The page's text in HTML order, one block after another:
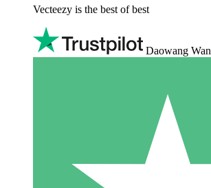
Vecteezy is the best of best
Daowang